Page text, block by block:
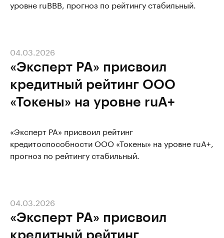
уровне ruBBB, прогноз по рейтингу стабильный.
«Эксперт РА» присвоил
кредитный рейтинг ООО
«Токены» на уровне ruA+
04.03.2026
«Эксперт РА» присвоил рейтинг
кредитоспособности ООО «Токены» на уровне ruА+,
прогноз по рейтингу стабильный.
«Эксперт РА» присвоил
кредитный рейтинг
04.03.2026